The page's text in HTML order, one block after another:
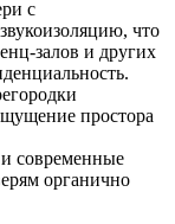
с
что
залов и других
простора
современные
органично